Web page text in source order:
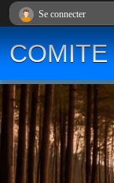
COMITE
Se connecter
Panneau de